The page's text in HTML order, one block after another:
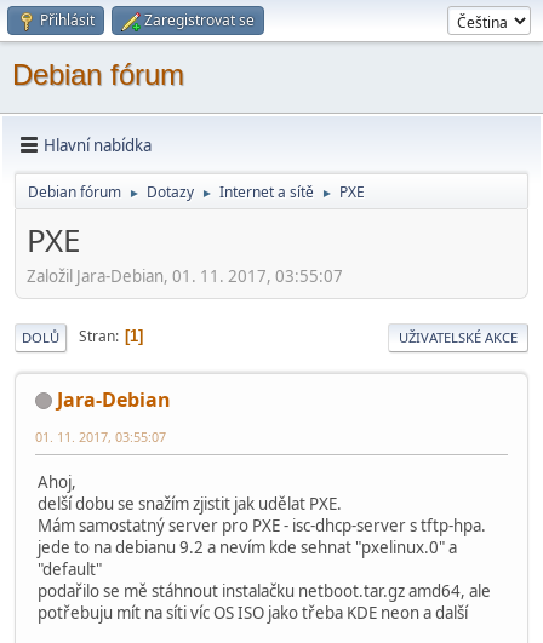
Přihlásit Zaregistrovat se
Debian fórum
Hlavní nabídka
Debian fórum ► Dotazy ► Internet a sítě ► PXE
PXE
Založil Jara-Debian, 01. 11. 2017, 03:55:07
DOLŮ Stran 1 UŽIVATELSKÉ AKCE
Jara-Debian
01. 11. 2017, 03:55:07
Ahoj,
delší dobu se snažím zjistit jak udělat PXE.
Mám samostatný server pro PXE - isc-dhcp-server s tftp-hpa.
jede to na debianu 9.2 a nevím kde sehnat "pxelinux.0" a
"default"
podařilo se mě stáhnout instalačku netboot.tar.gz amd64, ale
potřebuju mít na síti víc OS ISO jako třeba KDE neon a další